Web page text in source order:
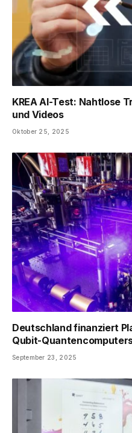
KREA AI-Test: Nahtlose
und Videos
Oktober 25, 2025
Deutschland finanziert
Qubit-
September 23, 2025